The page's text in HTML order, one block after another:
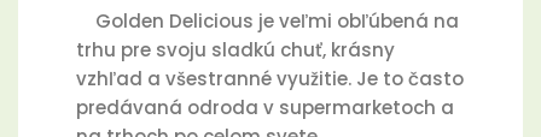
Golden Delicious je veľmi obľúbená na
trhu pre svoju sladkú chuť, krásny
vzhľad a všestranné využitie. Je to často
predávaná odroda v supermarketoch a